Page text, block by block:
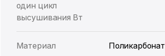
один цикл
высушивания Вт
Материал Поликарбонат